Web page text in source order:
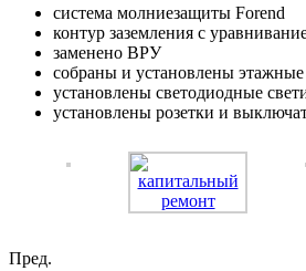
система молниезащиты Forend
контур заземления с
заменено ВРУ
собраны и установлены
установлены светодиодные
установлены розетки и
Пред.